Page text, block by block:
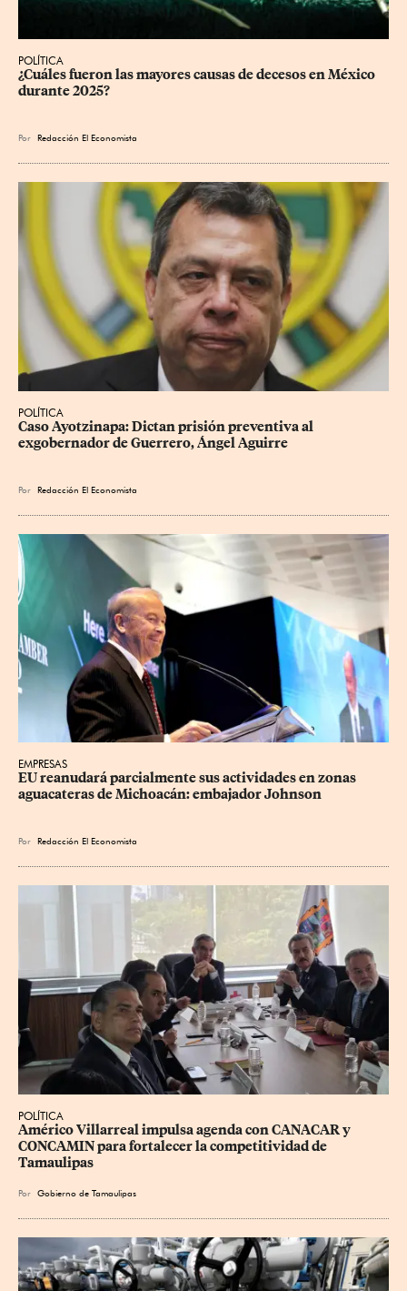
POLÍTICA
¿Cuáles fueron las mayores causas de decesos en México
durante 2025?
Por Redacción El Economista
POLÍTICA
Caso Ayotzinapa: Dictan prisión preventiva al
exgobernador de Guerrero, Ángel Aguirre
Por Redacción El Economista
EMPRESAS
EU reanudará parcialmente sus actividades en zonas
aguacateras de Michoacán: embajador Johnson
Por Redacción El Economista
POLÍTICA
Américo Villarreal impulsa agenda con CANACAR y
CONCAMIN para fortalecer la competitividad de
Tamaulipas
Por Gobierno de Tamaulipas